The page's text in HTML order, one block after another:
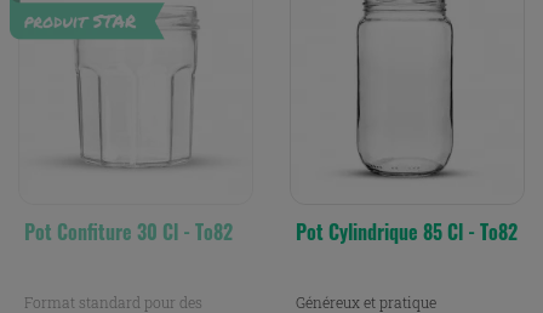
Pot Confiture 30 Cl - To82
Format standard pour des
Pot Cylindrique 85 Cl - To82
Généreux et pratique